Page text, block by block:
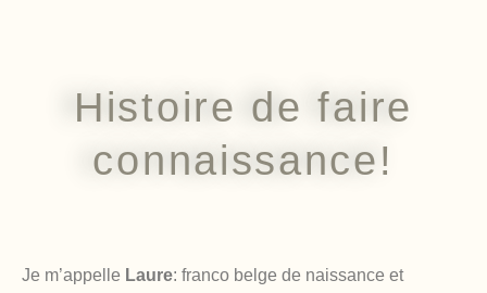
Histoire de faire
connaissance!
Je m’appelle Laure: franco belge de naissance et